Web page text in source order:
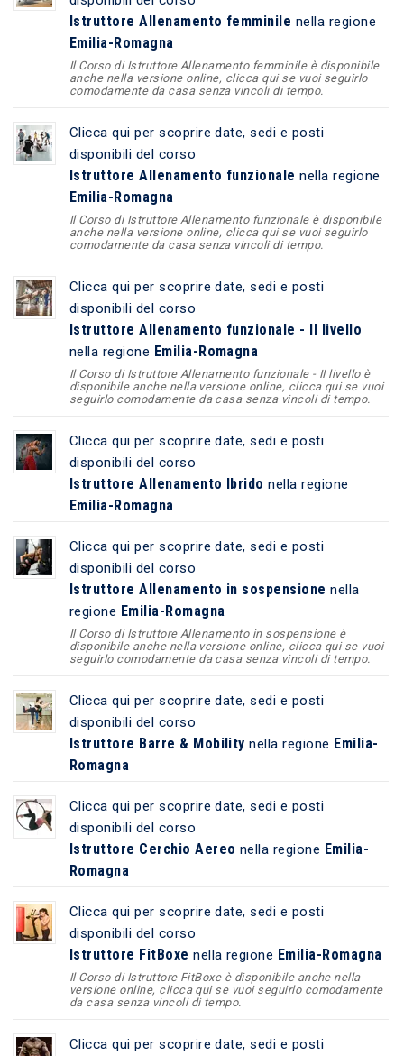
Istruttore Allenamento femminile nella regione
Emilia-Romagna
Il Corso di Istruttore Allenamento femminile è disponibile
anche nella versione online, clicca qui se vuoi seguirlo
comodamente da casa senza vincoli di tempo.
Clicca qui per scoprire date, sedi e posti
disponibili del corso
Istruttore Allenamento funzionale nella regione
Emilia-Romagna
Il Corso di Istruttore Allenamento funzionale è disponibile
anche nella versione online, clicca qui se vuoi seguirlo
comodamente da casa senza vincoli di tempo.
Clicca qui per scoprire date, sedi e posti
disponibili del corso
Istruttore Allenamento funzionale - II livello
nella regione Emilia-Romagna
Il Corso di Istruttore Allenamento funzionale - II livello è
disponibile anche nella versione online, clicca qui se vuoi
seguirlo comodamente da casa senza vincoli di tempo.
Clicca qui per scoprire date, sedi e posti
disponibili del corso
Istruttore Allenamento Ibrido nella regione
Emilia-Romagna
Clicca qui per scoprire date, sedi e posti
disponibili del corso
Istruttore Allenamento in sospensione nella
regione Emilia-Romagna
Il Corso di Istruttore Allenamento in sospensione è
disponibile anche nella versione online, clicca qui se vuoi
seguirlo comodamente da casa senza vincoli di tempo.
Clicca qui per scoprire date, sedi e posti
disponibili del corso
Istruttore Barre & Mobility nella regione Emilia-
Romagna
Clicca qui per scoprire date, sedi e posti
disponibili del corso
Istruttore Cerchio Aereo nella regione Emilia-
Romagna
Clicca qui per scoprire date, sedi e posti
disponibili del corso
Istruttore FitBoxe nella regione Emilia-Romagna
Il Corso di Istruttore FitBoxe è disponibile anche nella
versione online, clicca qui se vuoi seguirlo comodamente
da casa senza vincoli di tempo.
Clicca qui per scoprire date, sedi e posti